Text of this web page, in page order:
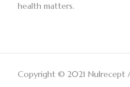
health matters.
Copyright © 2021 Nulrecept